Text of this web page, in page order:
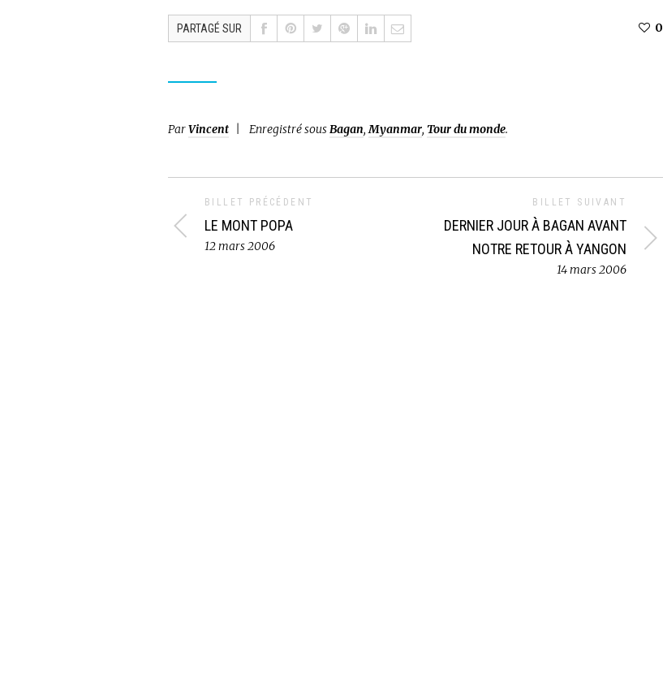
PARTAGÉ SUR 0
ParVincent Enregistré sousBagan,Myanmar, Tour du monde.
BILLET PRÉCÉDENT
LE MONT POPA
12 mars 2006
BILLET SUIVANT
DERNIER JOUR À BAGAN AVANT
NOTRE RETOUR À YANGON
14 mars 2006